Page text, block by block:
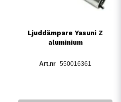
Ljuddämpare Yasuni Z
aluminium
550016361